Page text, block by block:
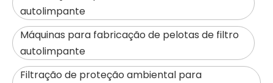
autolimpante
Máquinas para fabricação de pelotas de filtro
autolimpante
Filtração de proteção ambiental para